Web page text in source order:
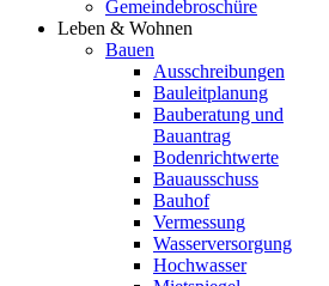
Gemeindebroschüre
Leben & Wohnen
Bauen
Ausschreibungen
Bauleitplanung
Bauberatung und
Bauantrag
Bodenrichtwerte
Bauausschuss
Bauhof
Vermessung
Wasserversorgung
Hochwasser